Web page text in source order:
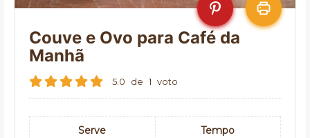
Couve e Ovo para Café da
Manhã
5.0 de 1 voto
Serve
Tempo